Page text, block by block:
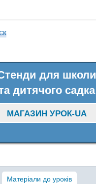
для школи
дитячого садка
МАГАЗИН УРОК-UA
Матеріали до уроків